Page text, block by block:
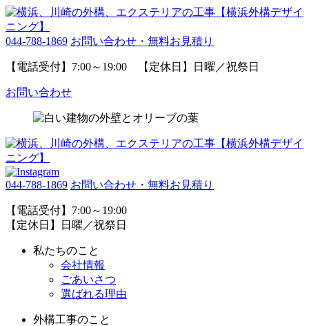
044-788-1869 お問い合わせ・無料お見積り
【電話受付】7:00～19:00 【定休日】日曜／祝祭日
お問い合わせ
044-788-1869 お問い合わせ・無料お見積り
【電話受付】7:00～19:00
【定休日】日曜／祝祭日
私たちのこと
会社情報
ごあいさつ
選ばれる理由
外構工事のこと